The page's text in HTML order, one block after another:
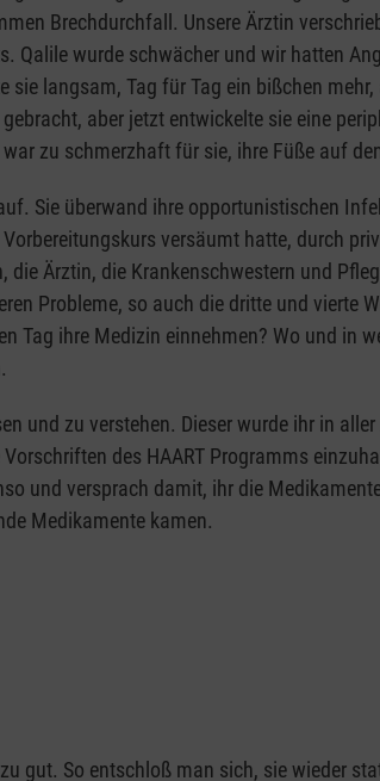
Brechdurchfall. Unsere Ärztin
Qalile wurde schwächer und wir hatten
sie langsam, Tag für Tag ein bißchen
aber jetzt entwickelte sie eine
zu schmerzhaft für sie, ihre Füße auf
Sie überwand ihre opportunistischen
versäumt hatte, durch
Ärztin, die Krankenschwestern und
Probleme, so auch die dritte und vierte
Tag ihre Medizin einnehmen? Wo und in
und zu verstehen. Dieser wurde ihr in
des HAART Programms
und versprach damit, ihr die
Medikamente kamen.
gut. So entschloß man sich, sie wieder